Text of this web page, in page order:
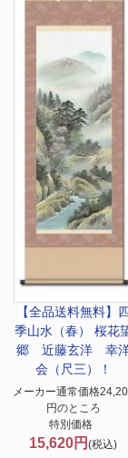
【全品送料無料】
季山水（春） 桜花
郷 近藤玄洋 幸
会（尺三）！
メーカー通常価格
円のところ
特別価格
15,620円(税込)